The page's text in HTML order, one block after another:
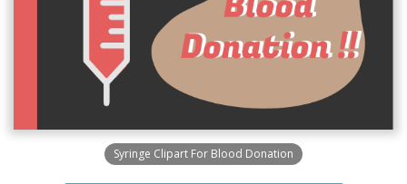
Syringe Clipart For Blood Donation